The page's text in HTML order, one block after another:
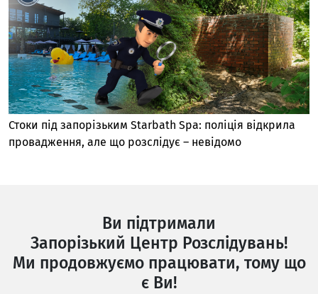
Стоки під запорізьким Starbath Spa: поліція відкрила
провадження, але що розслідує – невідомо
Ви підтримали
Запорізький Центр Розслідувань!
Ми продовжуємо працювати, тому що
є Ви!